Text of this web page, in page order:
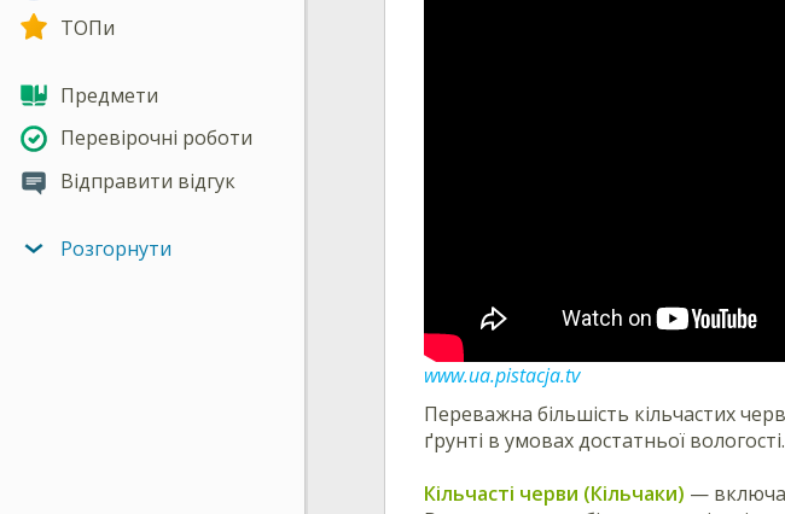
ТОПи
Предмети
Перевірочні роботи
Відправити відгук
Розгорнути
www.ua.pistacja.tv
Переважна більшість кільчастих
ґрунті в умовах достатньої вологості.
Кільчасті черви (Кільчаки) —